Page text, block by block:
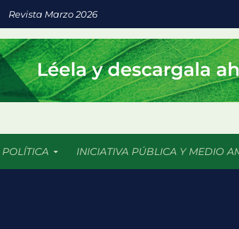
Revista Marzo 2026
POLÍTICA INICIATIVA PÚBLICA Y MEDIO